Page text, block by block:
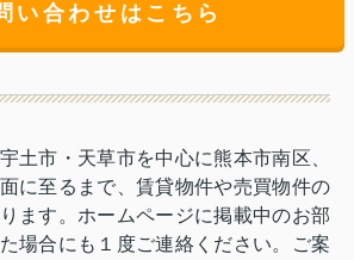
い合わせはこちら
土市・天草市を中心に熊本市南区、
に至るまで、賃貸物件や売買物件の
ます。ホームページに掲載中のお部
場合にも１度ご連絡ください。ご案